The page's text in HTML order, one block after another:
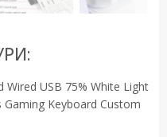
Wired USB 75% White Light
Gaming Keyboard Custom